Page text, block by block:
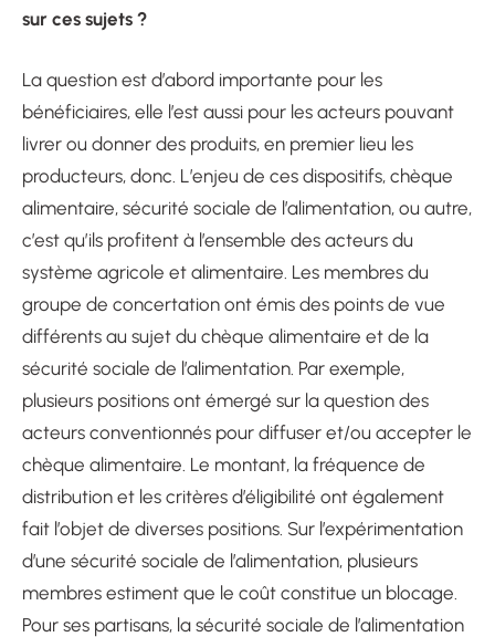
sur ces sujets ?
La question est d’abord importante pour les
bénéficiaires, elle l’est aussi pour les acteurs pouvant
livrer ou donner des produits, en premier lieu les
producteurs, donc. L’enjeu de ces dispositifs, chèque
alimentaire, sécurité sociale de l’alimentation, ou autre,
c’est qu’ils profitent à l’ensemble des acteurs du
système agricole et alimentaire. Les membres du
groupe de concertation ont émis des points de vue
différents au sujet du chèque alimentaire et de la
sécurité sociale de l’alimentation. Par exemple,
plusieurs positions ont émergé sur la question des
acteurs conventionnés pour diffuser et/ou accepter le
chèque alimentaire. Le montant, la fréquence de
distribution et les critères d’éligibilité ont également
fait l’objet de diverses positions. Sur l’expérimentation
d’une sécurité sociale de l’alimentation, plusieurs
membres estiment que le coût constitue un blocage.
Pour ses partisans, la sécurité sociale de l’alimentation